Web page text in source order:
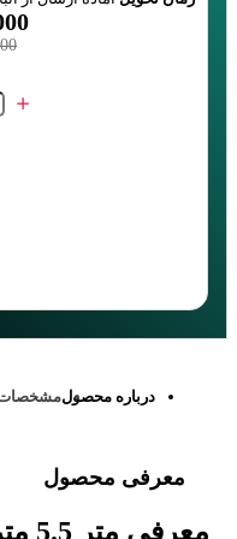
درباره محصول
معرفی محصول